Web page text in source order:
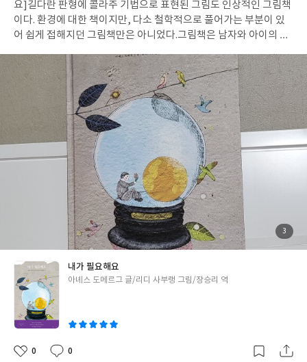
요] 길다란 판형에 콜라주 기법으로 표현된 그림도 인상적인 그림책
이다. 환경에 대한 책이지만, 다소 철학적으로 풀어가는 부분이 있
어 쉽게 접해지던 그림책만은 아니었다.그림책은 남자와 아이의 대
구'에 대해 설명을 해 주며 책의 전반부가 진행된다.지구로부터 많
은 것을 배우고 경험했던 남자남자에게 어떤 일이 생겼던 것일까?
그림책은 우리가 지구를 파괴하고 있는 다양한 모습들을 시적인 표
현으로 말해주고 있다. 은유적인 표현으로 나타내어 주는 문구를 통
해 여러 번 읽을 수록 그 의미를 더 깊게 느낄 수 있는 것 같았다.지구
는 연약하다.남자의 말처럼 우리는 지구를 아주 작게 보곤 한다. 우
리가 지구보다 강하고 훨씬 크게 느끼곤 한다. 내가 강하다고 생각하
며 연약한 지구를 훼손하고 망가뜨리며 살아간다. 하지만 우리는 망
가진, 훼손된 지구를 그리워하고 미안해만 하는 것이 아니라 아이처
럼 바다를 깨끗이 채우고, 구름을 수놓고, 하늘을 다시 꿰맬수 있다.
책의 마지막 부분, 남자의 말처럼, 아이의 말처럼지구는 '네'가 필요
하고, '내'가 필요하다.아이들과 함께 단기적이 아닌 지속적으로 고
민하고 실천할 환경교육을 고민해봐야겠다.
첨
부
사
3
내가 필요해요
글
아녜스 도메르그 글/리디 사부랭 그림/장승리 역
좋
0
댓
0
작